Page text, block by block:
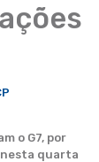
o G7, por
nesta quarta